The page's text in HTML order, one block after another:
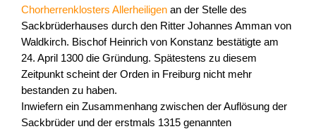
Chorherrenklosters Allerheiligen an der Stelle des
Sackbrüderhauses durch den Ritter Johannes Amman von
Waldkirch. Bischof Heinrich von Konstanz bestätigte am
24. April 1300 die Gründung. Spätestens zu diesem
Zeitpunkt scheint der Orden in Freiburg nicht mehr
bestanden zu haben.
Inwiefern ein Zusammenhang zwischen der Auflösung der
Sackbrüder und der erstmals 1315 genannten